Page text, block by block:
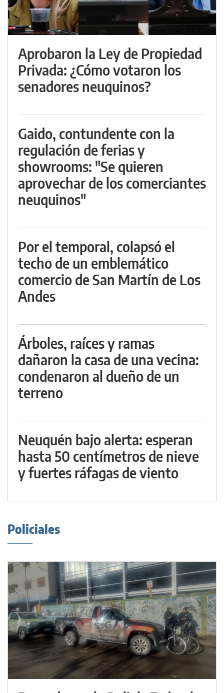
Aprobaron la Ley de Propiedad
Privada: ¿Cómo votaron los
senadores neuquinos?
Gaido, contundente con la
regulación de ferias y
showrooms: "Se quieren
aprovechar de los comerciantes
neuquinos"
Por el temporal, colapsó el
techo de un emblemático
comercio de San Martín de Los
Andes
Árboles, raíces y ramas
dañaron la casa de una vecina:
condenaron al dueño de un
terreno
Neuquén bajo alerta: esperan
hasta 50 centímetros de nieve
y fuertes ráfagas de viento
Policiales